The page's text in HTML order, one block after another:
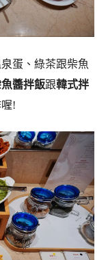
蛋、綠茶跟柴魚
醬拌飯跟韓式拌
!